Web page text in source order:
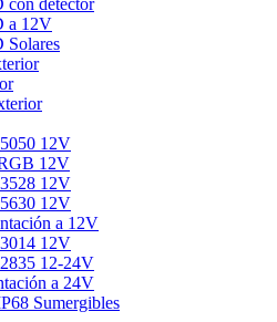
con detector
a 12V
Solares
12V
12V
12V
12V
a 12V
12V
12-24V
a 24V
Sumergibles